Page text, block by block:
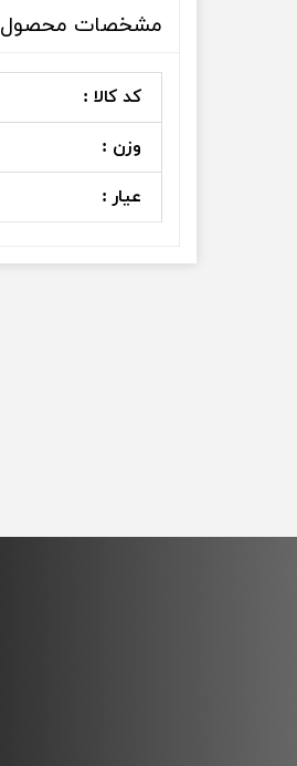
مشخصات محصول
کد کالا :
وزن :
عیار :